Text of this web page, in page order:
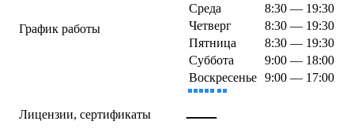
График работы
Среда
8:30 — 19:30
Четверг
8:30 — 19:30
Пятница
8:30 — 19:30
Суббота
9:00 — 18:00
Воскресенье 9:00 — 17:00
Лицензии, сертификаты —